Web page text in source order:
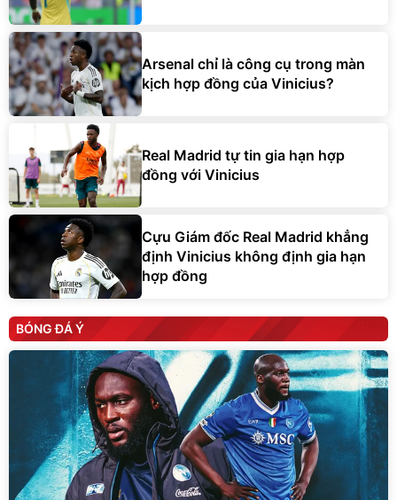
Arsenal chỉ là công cụ trong màn
kịch hợp đồng của Vinicius?
Real Madrid tự tin gia hạn hợp
đồng với Vinicius
Cựu Giám đốc Real Madrid khẳng
định Vinicius không định gia hạn
hợp đồng
BÓNG ĐÁ Ý